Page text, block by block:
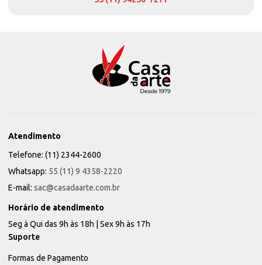
Atendimento
Telefone: (11) 2344-2600
Whatsapp: 55 (11) 9 4358-2220
E-mail: sac@casadaarte.com.br
Horário de atendimento
Seg à Qui das 9h às 18h | Sex 9h às 17h
Suporte
Formas de Pagamento